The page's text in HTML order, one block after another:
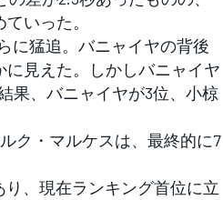
いった。
に猛追。バニャイヤの背後
見えた。しかしバニャイヤ
果、バニャイヤが3位、小椋
ク・マルケスは、最終的に7
、現在ランキング首位に立